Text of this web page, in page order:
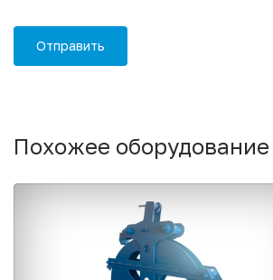
Похожее оборудование